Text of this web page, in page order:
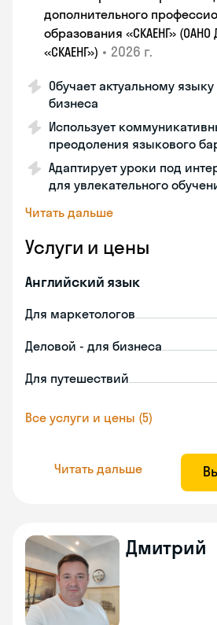
дополнительного
образования «СКАЕНГ» (ОАНО
«СКАЕНГ») • 2026 г.
Обучает актуальному
бизнеса
Использует
преодоления языкового
Адаптирует уроки под
для увлекательного
Читать дальше
Услуги и цены
Английский язык
Для маркетологов
Деловой - для бизнеса
Для путешествий
Все услуги и цены (5)
Читать дальше
Дмитрий